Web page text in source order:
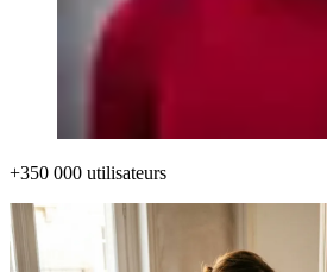
+350 000 utilisateurs